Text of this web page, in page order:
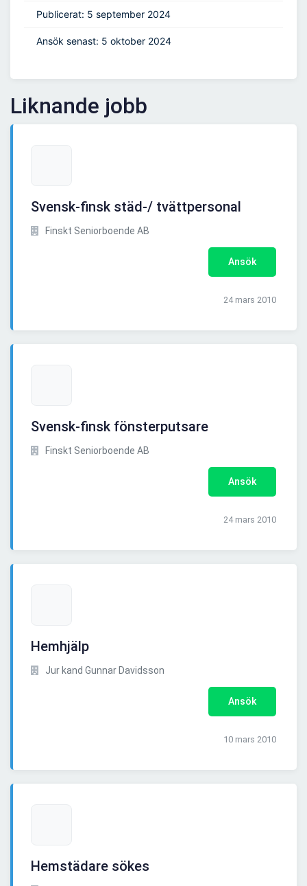
Publicerat: 5 september 2024
Ansök senast: 5 oktober 2024
Liknande jobb
Svensk-finsk städ-/ tvättpersonal
Finskt Seniorboende AB
Ansök
24 mars 2010
Svensk-finsk fönsterputsare
Finskt Seniorboende AB
Ansök
24 mars 2010
Hemhjälp
Jur kand Gunnar Davidsson
Ansök
10 mars 2010
Hemstädare sökes